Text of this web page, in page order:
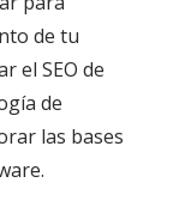
de tu
el SEO de
de
las bases